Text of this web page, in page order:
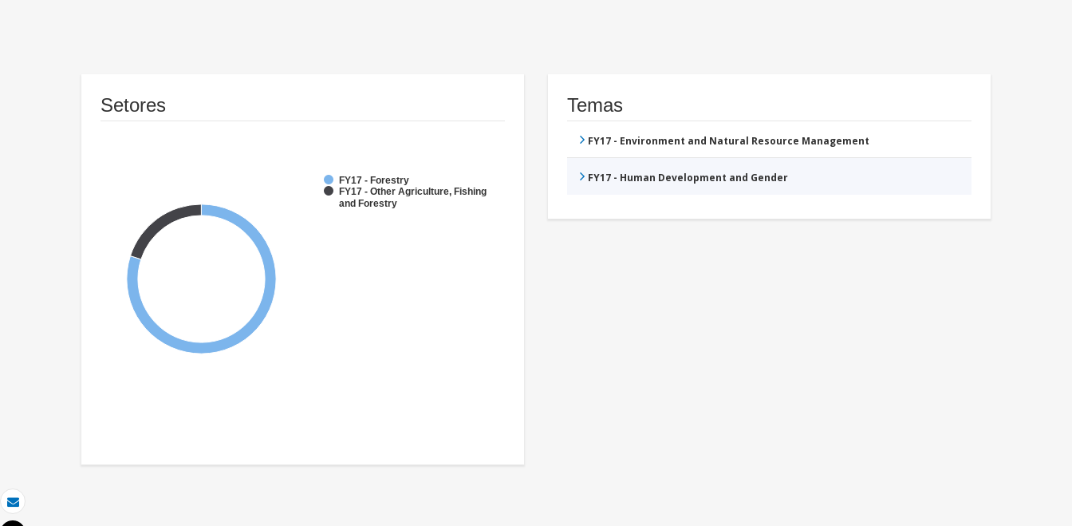
Email
Setores
FY17 - Forestry
FY17 - Other Agriculture, Fishing
and Forestry
Temas
FY17 - Environment and Natural Resource Management
FY17 - Human Development and Gender